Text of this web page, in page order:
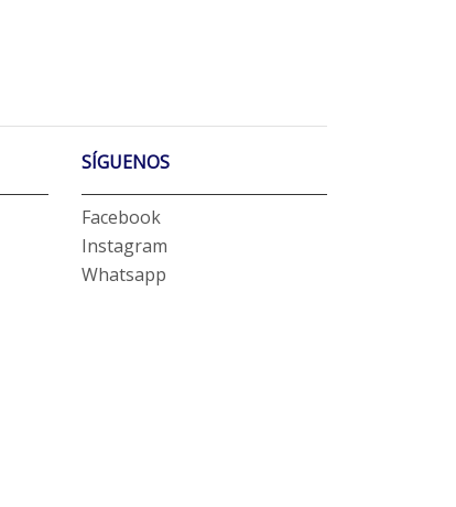
SÍGUENOS
Facebook
Instagram
Whatsapp